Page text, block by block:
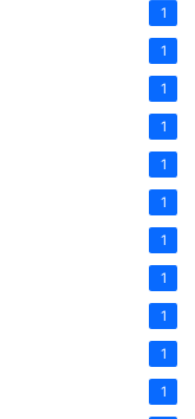
1
1
1
1
1
1
1
1
1
1
1